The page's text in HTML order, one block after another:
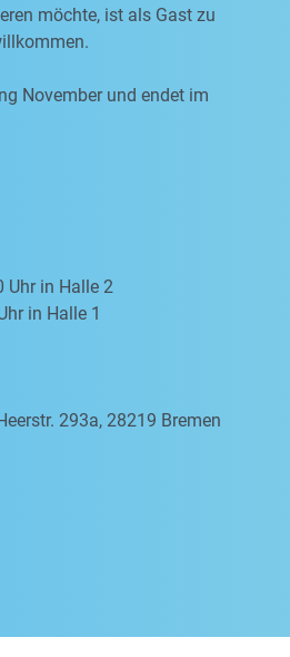
möchte, ist als Gast zu
November und endet im
Uhr in Halle 2
in Halle 1
293a, 28219 Bremen